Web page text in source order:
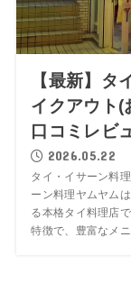
【最新】タ
イクアウト(
口コミレビ
2026.05.22
タイ・イサーン料
ーン料理ヤムヤム
る本格タイ料理店
特徴で、豊富なメ